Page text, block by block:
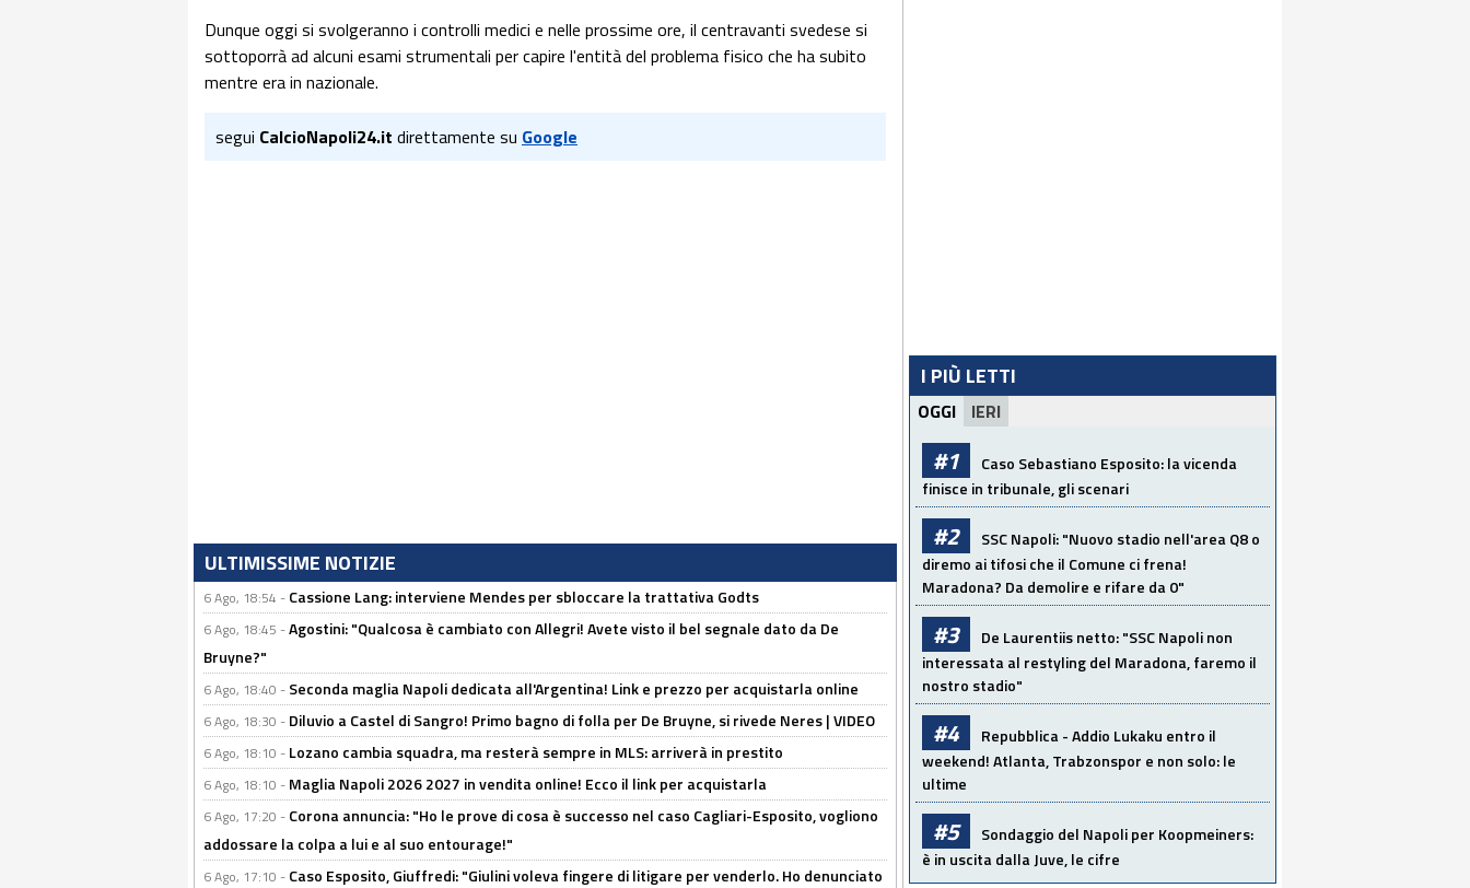
Dunque oggi si svolgeranno i controlli medici e nelle prossime ore, il centravanti svedese si
sottoporrà ad alcuni esami strumentali per capire l'entità del problema fisico che ha subito
mentre era in nazionale.
segui CalcioNapoli24.it direttamente su Google
ULTIMISSIME NOTIZIE
6 Ago, 18:54 - Cassione Lang: interviene Mendes per sbloccare la trattativa Godts
6 Ago, 18:45 -Agostini: "Qualcosa è cambiato con Allegri! Avete visto il bel segnale dato da De
Bruyne?"
6 Ago, 18:40 - Seconda maglia Napoli dedicata all'Argentina! Link e prezzo per acquistarla online
6 Ago, 18:30 - Diluvio a Castel di Sangro! Primo bagno di folla per De Bruyne, si rivede Neres | VIDEO
6 Ago, 18:10 - Lozano cambia squadra, ma resterà sempre in MLS: arriverà in prestito
6 Ago, 18:10 - Maglia Napoli 2026 2027 in vendita online! Ecco il link per acquistarla
6 Ago, 17:20 - Corona annuncia: "Ho le prove di cosa è successo nel caso Cagliari-Esposito, vogliono
addossare la colpa a lui e al suo entourage!"
6 Ago, 17:10 - Caso Esposito, Giuffredi: "Giulini voleva fingere di litigare per venderlo. Ho denunciato
I PIÙ LETTI
OGGI IERI
#1
Caso Sebastiano Esposito: la vicenda
finisce in tribunale, gli scenari
#2
SSC Napoli: "Nuovo stadio nell'area Q8 o
diremo ai tifosi che il Comune ci frena!
Maradona? Da demolire e rifare da 0"
#3
De Laurentiis netto: "SSC Napoli non
interessata al restyling del Maradona, faremo il
nostro stadio"
#4
Repubblica - Addio Lukaku entro il
weekend! Atlanta, Trabzonspor e non solo: le
ultime
#5
Sondaggio del Napoli per Koopmeiners:
è in uscita dalla Juve, le cifre